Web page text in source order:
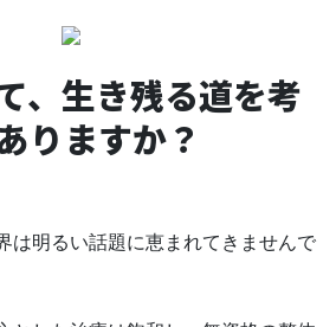
、生き残る道を考
りますか？
は明るい話題に恵まれてきませんで